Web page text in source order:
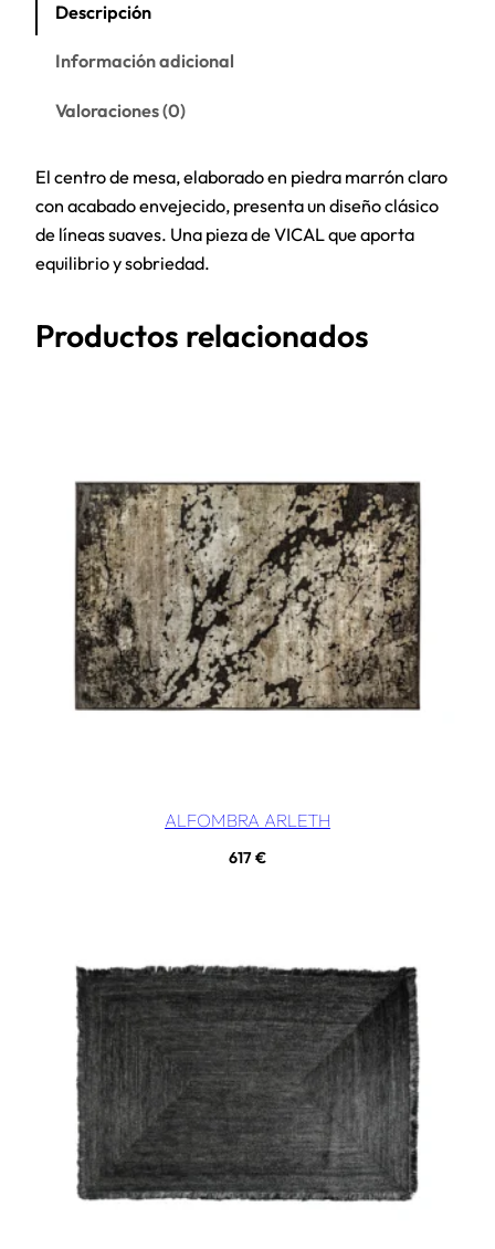
Descripción
Información adicional
Valoraciones (0)
El centro de mesa, elaborado en piedra marrón claro
con acabado envejecido, presenta un diseño clásico
de líneas suaves. Una pieza de VICAL que aporta
equilibrio y sobriedad.
Productos relacionados
ALFOMBRA ARLETH
617€